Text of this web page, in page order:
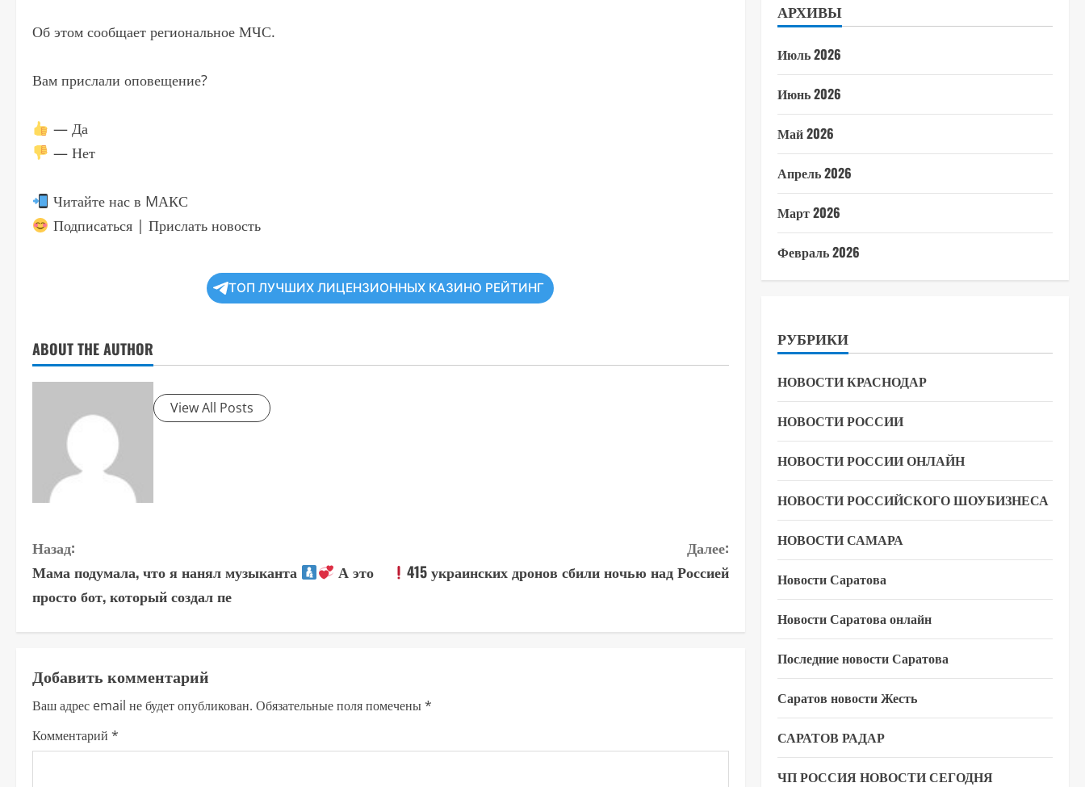
Об этом сообщает региональное МЧС.
Вам прислали оповещение?
— Да
— Нет
Читайте нас в MАКС
Подписаться | Прислать новость
ТОП ЛУЧШИХ ЛИЦЕНЗИОННЫХ КАЗИНО РЕЙТИНГ
ABOUT THE AUTHOR
View All Posts
П
р
о
л
ж
Назад:
Мама подумала, что я нанял музыканта
А это
просто бот, который создал пе
Далее:
415 украинских дронов сбили ночью над Россией
Добавить комментарий
Ваш адрес email не будет опубликован. Обязательные поля помечены*
Комментарий *
АРХИВЫ
Июль 2026
Июнь 2026
Май 2026
Апрель 2026
Март 2026
Февраль 2026
РУБРИКИ
НОВОСТИ КРАСНОДАР
НОВОСТИ РОССИИ
НОВОСТИ РОССИИ ОНЛАЙН
НОВОСТИ РОССИЙСКОГО ШОУБИЗНЕСА
НОВОСТИ САМАРА
Новости Саратова
Новости Саратова онлайн
Последние новости Саратова
Саратов новости Жесть
САРАТОВ РАДАР
ЧП РОССИЯ НОВОСТИ СЕГОДНЯ